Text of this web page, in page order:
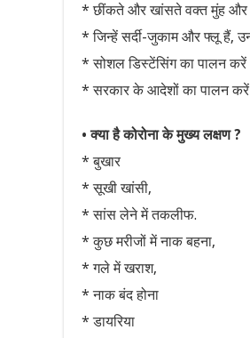
* छींकते और खांसते वक्त मुंह और
* जिन्हें सर्दी-जुकाम और फ्लू हैं,
* सोशल डिस्टेंसिंग का पालन करें
* सरकार के आदेशों का पालन करें
• क्या है कोरोना के मुख्य लक्षण ?
* बुखार
* सूखी खांसी,
* सांस लेने में तकलीफ.
* कुछ मरीजों में नाक बहना,
* गले में खराश,
* नाक बंद होना
* डायरिया